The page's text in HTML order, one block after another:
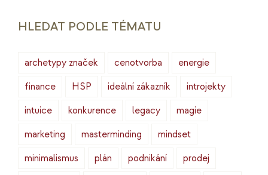
HLEDAT PODLE TÉMATU
archetypy značek cenotvorba
energie
finance
HSP ideální zákazník
introjekty
intuice
konkurence legacy
magie
marketing
masterminding
mindset
minimalismus
plán podnikání
prodej